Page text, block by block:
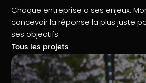
Chaque entreprise a ses enjeux.
concevoir la réponse la plus juste
ses objectifs.
Tous les projets